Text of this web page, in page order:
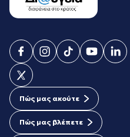
Πώς μας ακούτε
Πώς μας βλέπετε